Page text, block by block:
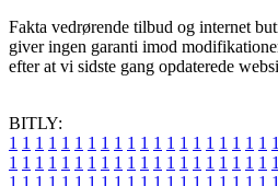
Fakta vedrørende tilbud og internet
giver ingen garanti imod
efter at vi sidste gang opdaterede
BITLY:
1 1 1 1 1 1 1 1 1 1 1 1 1 1 1 1 1 1 1 1 1
1 1 1 1 1 1 1 1 1 1 1 1 1 1 1 1 1 1 1 1 1
1 1 1 1 1 1 1 1 1 1 1 1 1 1 1 1 1 1 1 1 1